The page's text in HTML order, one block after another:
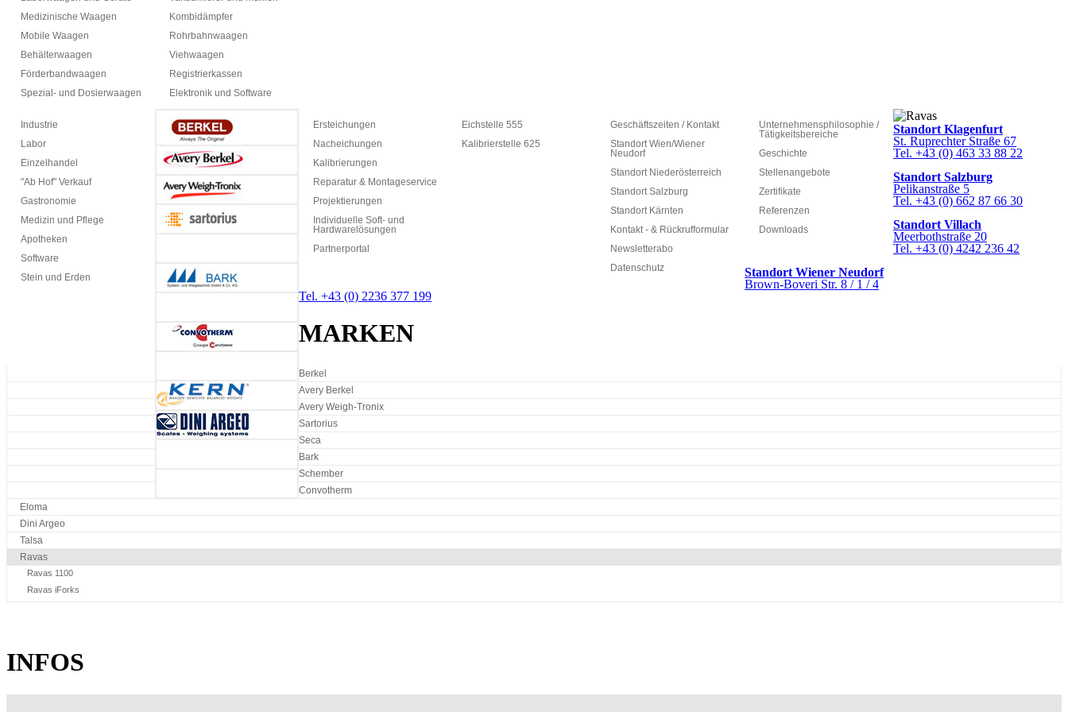
Medizinische Waagen
Mobile Waagen
Behälterwaagen
Förderbandwaagen
Spezial- und Dosierwaagen
Kombidämpfer
Rohrbahnwaagen
Viehwaagen
Registrierkassen
Elektronik und Software
Industrie
Labor
Einzelhandel
"Ab Hof" Verkauf
Gastronomie
Medizin und Pflege
Apotheken
Software
Stein und Erden
Ersteichungen
Nacheichungen
Kalibrierungen
Reparatur & Montageservice
Projektierungen
Individuelle Soft- und
Hardwarelösungen
Partnerportal
Eichstelle 555
Kalibrierstelle 625
Geschäftszeiten / Kontakt
Standort Wien/Wiener
Neudorf
Standort Niederösterreich
Standort Salzburg
Standort Kärnten
Kontakt - & Rückrufformular
Newsletterabo
Datenschutz
Unternehmensphilosophie /
Tätigkeitsbereiche
Geschichte
Stellenangebote
Zertifikate
Referenzen
Downloads
Standort Klagenfurt
St. Ruprechter Straße 67
Tel. +43 (0) 463 33 88 22
Standort Salzburg
Pelikanstraße 5
Tel. +43 (0) 662 87 66 30
Standort Villach
Meerbothstraße 20
Tel. +43 (0) 4242 236 42
Standort Wiener Neudorf
Brown-Boveri Str. 8 / 1 / 4
Tel. +43 (0) 2236 377 199
MARKEN
Berkel
Avery Berkel
Avery Weigh-Tronix
Sartorius
Seca
Bark
Schember
Convotherm
Eloma
Dini Argeo
Talsa
Ravas
Ravas 1100
Ravas iForks
INFOS